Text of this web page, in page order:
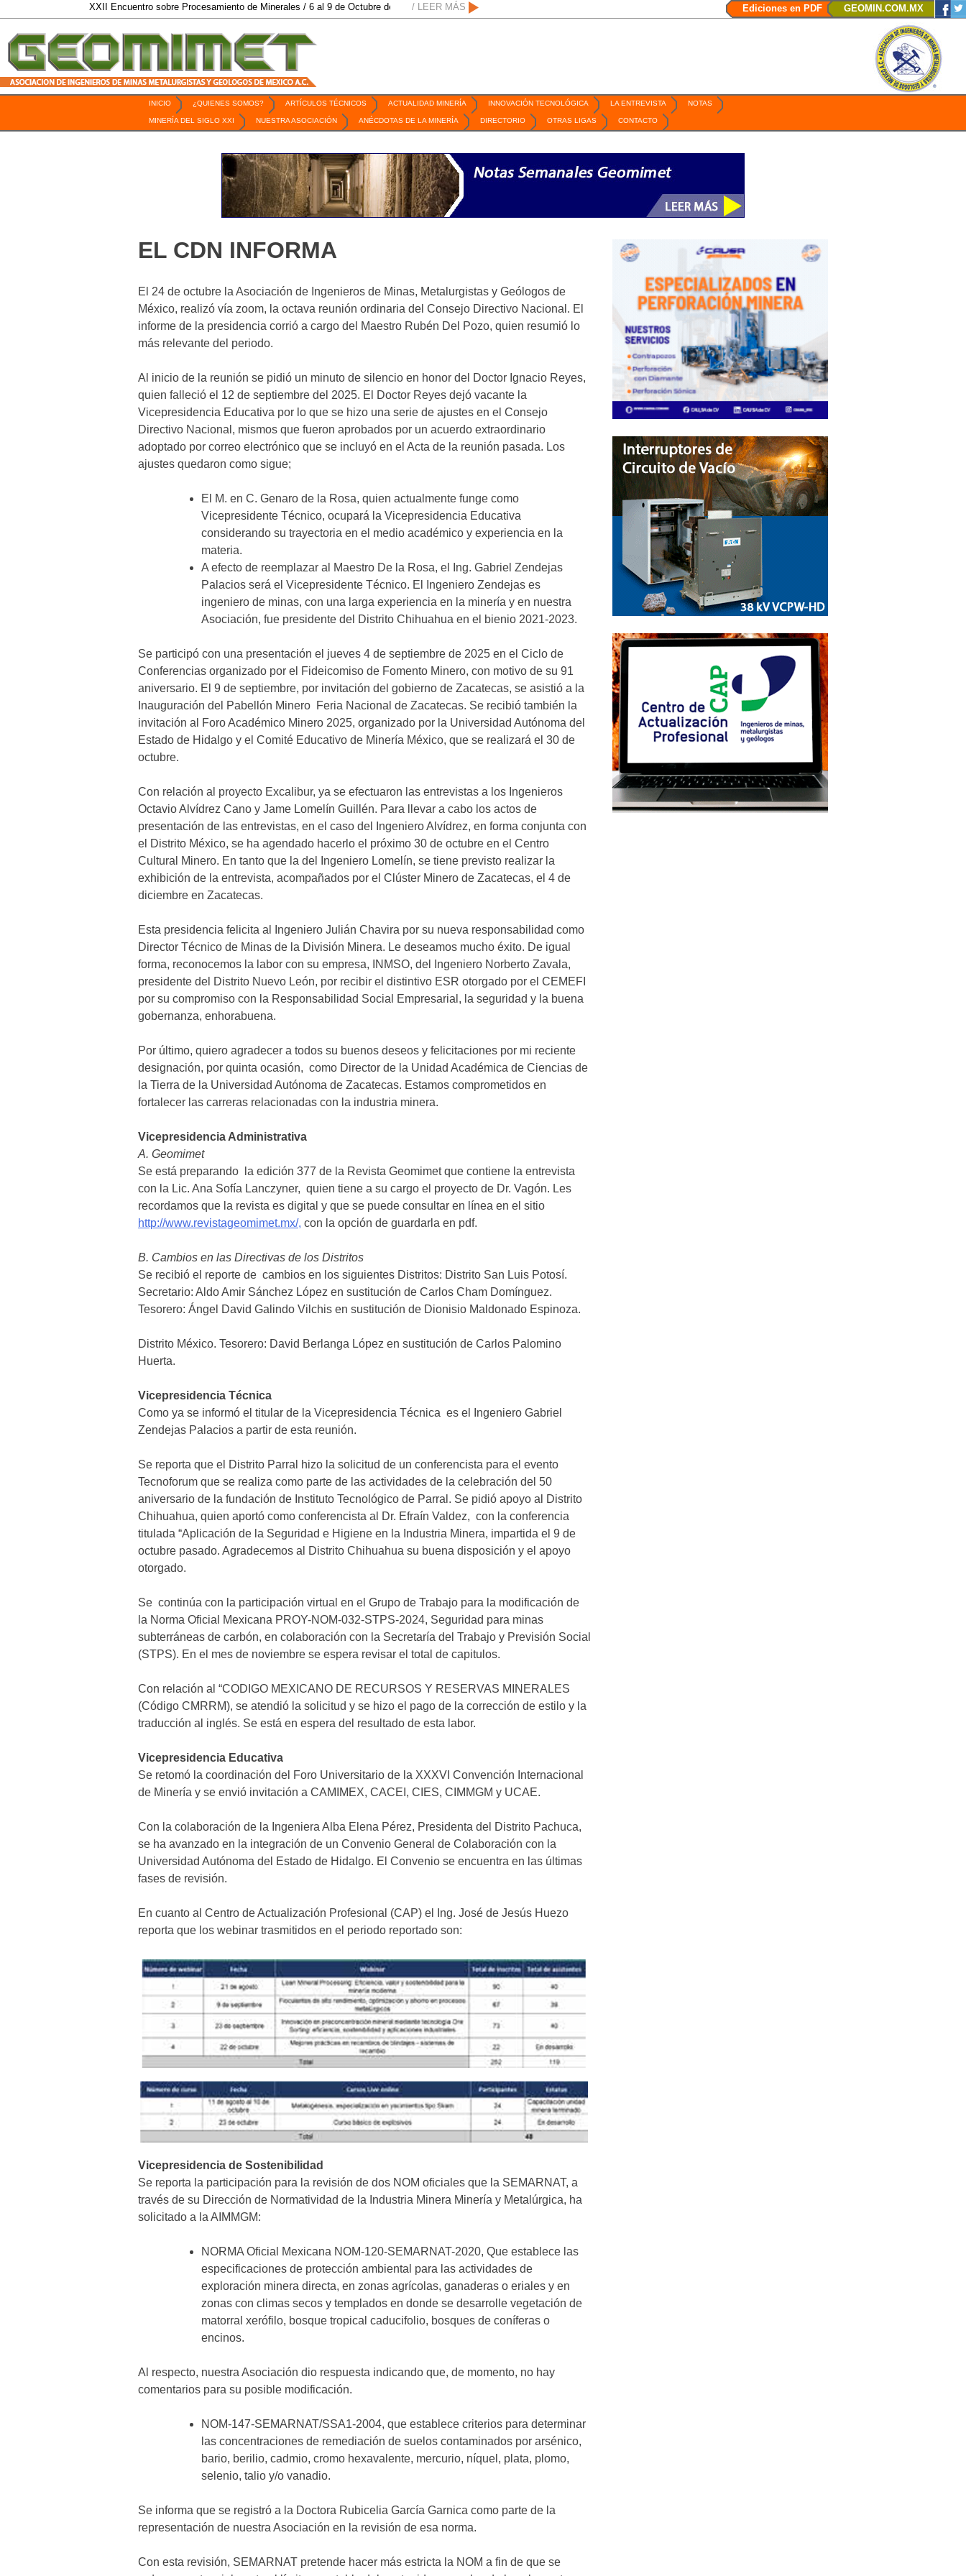
XXII Encuentro sobre Procesamiento de Minerales / 6 al 9 de Octubre de 2026 / San Luis Potosí, SLP // Mexico Mining Forum / 2 de septiembre de 2026 / Ciudad de México Organiza México Business //Conferencia
/ LEER MÁS Ediciones en PDF GEOMIN.COM.MX
INICIO ¿QUIENES SOMOS? ARTÍCULOS TÉCNICOS ACTUALIDAD MINERÍA INNOVACIÓN TECNOLÓGICA LA ENTREVISTA NOTAS
MINERÍA DEL SIGLO XXI NUESTRA ASOCIACIÓN ANÉCDOTAS DE LA MINERÍA DIRECTORIO OTRAS LIGAS CONTACTO
EL CDN INFORMA
El 24 de octubre la Asociación de Ingenieros de Minas, Metalurgistas y Geólogos de
México, realizó vía zoom, la octava reunión ordinaria del Consejo Directivo Nacional. El
informe de la presidencia corrió a cargo del Maestro Rubén Del Pozo, quien resumió lo
más relevante del periodo.
Al inicio de la reunión se pidió un minuto de silencio en honor del Doctor Ignacio Reyes,
quien falleció el 12 de septiembre del 2025. El Doctor Reyes dejó vacante la
Vicepresidencia Educativa por lo que se hizo una serie de ajustes en el Consejo
Directivo Nacional, mismos que fueron aprobados por un acuerdo extraordinario
adoptado por correo electrónico que se incluyó en el Acta de la reunión pasada. Los
ajustes quedaron como sigue;
El M. en C. Genaro de la Rosa, quien actualmente funge como
Vicepresidente Técnico, ocupará la Vicepresidencia Educativa
considerando su trayectoria en el medio académico y experiencia en la
materia.
A efecto de reemplazar al Maestro De la Rosa, el Ing. Gabriel Zendejas
Palacios será el Vicepresidente Técnico. El Ingeniero Zendejas es
ingeniero de minas, con una larga experiencia en la minería y en nuestra
Asociación, fue presidente del Distrito Chihuahua en el bienio 2021-2023.
Se participó con una presentación el jueves 4 de septiembre de 2025 en el Ciclo de
Conferencias organizado por el Fideicomiso de Fomento Minero, con motivo de su 91
aniversario. El 9 de septiembre, por invitación del gobierno de Zacatecas, se asistió a la
Inauguración del Pabellón Minero Feria Nacional de Zacatecas. Se recibió también la
invitación al Foro Académico Minero 2025, organizado por la Universidad Autónoma del
Estado de Hidalgo y el Comité Educativo de Minería México, que se realizará el 30 de
octubre.
Con relación al proyecto Excalibur, ya se efectuaron las entrevistas a los Ingenieros
Octavio Alvídrez Cano y Jame Lomelín Guillén. Para llevar a cabo los actos de
presentación de las entrevistas, en el caso del Ingeniero Alvídrez, en forma conjunta con
el Distrito México, se ha agendado hacerlo el próximo 30 de octubre en el Centro
Cultural Minero. En tanto que la del Ingeniero Lomelín, se tiene previsto realizar la
exhibición de la entrevista, acompañados por el Clúster Minero de Zacatecas, el 4 de
diciembre en Zacatecas.
Esta presidencia felicita al Ingeniero Julián Chavira por su nueva responsabilidad como
Director Técnico de Minas de la División Minera. Le deseamos mucho éxito. De igual
forma, reconocemos la labor con su empresa, INMSO, del Ingeniero Norberto Zavala,
presidente del Distrito Nuevo León, por recibir el distintivo ESR otorgado por el CEMEFI
por su compromiso con la Responsabilidad Social Empresarial, la seguridad y la buena
gobernanza, enhorabuena.
Por último, quiero agradecer a todos su buenos deseos y felicitaciones por mi reciente
designación, por quinta ocasión, como Director de la Unidad Académica de Ciencias de
la Tierra de la Universidad Autónoma de Zacatecas. Estamos comprometidos en
fortalecer las carreras relacionadas con la industria minera.
Vicepresidencia Administrativa
A. Geomimet
Se está preparando la edición 377 de la Revista Geomimet que contiene la entrevista
con la Lic. Ana Sofía Lanczyner, quien tiene a su cargo el proyecto de Dr. Vagón. Les
recordamos que la revista es digital y que se puede consultar en línea en el sitio
http://www.revistageomimet.mx/, con la opción de guardarla en pdf.
B. Cambios en las Directivas de los Distritos
Se recibió el reporte de cambios en los siguientes Distritos: Distrito San Luis Potosí.
Secretario: Aldo Amir Sánchez López en sustitución de Carlos Cham Domínguez.
Tesorero: Ángel David Galindo Vilchis en sustitución de Dionisio Maldonado Espinoza.
Distrito México. Tesorero: David Berlanga López en sustitución de Carlos Palomino
Huerta.
Vicepresidencia Técnica
Como ya se informó el titular de la Vicepresidencia Técnica es el Ingeniero Gabriel
Zendejas Palacios a partir de esta reunión.
Se reporta que el Distrito Parral hizo la solicitud de un conferencista para el evento
Tecnoforum que se realiza como parte de las actividades de la celebración del 50
aniversario de la fundación de Instituto Tecnológico de Parral. Se pidió apoyo al Distrito
Chihuahua, quien aportó como conferencista al Dr. Efraín Valdez, con la conferencia
titulada “Aplicación de la Seguridad e Higiene en la Industria Minera, impartida el 9 de
octubre pasado. Agradecemos al Distrito Chihuahua su buena disposición y el apoyo
otorgado.
Se continúa con la participación virtual en el Grupo de Trabajo para la modificación de
la Norma Oficial Mexicana PROY-NOM-032-STPS-2024, Seguridad para minas
subterráneas de carbón, en colaboración con la Secretaría del Trabajo y Previsión Social
(STPS). En el mes de noviembre se espera revisar el total de capitulos.
Con relación al “CODIGO MEXICANO DE RECURSOS Y RESERVAS MINERALES
(Código CMRRM), se atendió la solicitud y se hizo el pago de la corrección de estilo y la
traducción al inglés. Se está en espera del resultado de esta labor.
Vicepresidencia Educativa
Se retomó la coordinación del Foro Universitario de la XXXVI Convención Internacional
de Minería y se envió invitación a CAMIMEX, CACEI, CIES, CIMMGM y UCAE.
Con la colaboración de la Ingeniera Alba Elena Pérez, Presidenta del Distrito Pachuca,
se ha avanzado en la integración de un Convenio General de Colaboración con la
Universidad Autónoma del Estado de Hidalgo. El Convenio se encuentra en las últimas
fases de revisión.
En cuanto al Centro de Actualización Profesional (CAP) el Ing. José de Jesús Huezo
reporta que los webinar trasmitidos en el periodo reportado son:
Vicepresidencia de Sostenibilidad
Se reporta la participación para la revisión de dos NOM oficiales que la SEMARNAT, a
través de su Dirección de Normatividad de la Industria Minera Minería y Metalúrgica, ha
solicitado a la AIMMGM:
NORMA Oficial Mexicana NOM-120-SEMARNAT-2020, Que establece las
especificaciones de protección ambiental para las actividades de
exploración minera directa, en zonas agrícolas, ganaderas o eriales y en
zonas con climas secos y templados en donde se desarrolle vegetación de
matorral xerófilo, bosque tropical caducifolio, bosques de coníferas o
encinos.
Al respecto, nuestra Asociación dio respuesta indicando que, de momento, no hay
comentarios para su posible modificación.
NOM-147-SEMARNAT/SSA1-2004, que establece criterios para determinar
las concentraciones de remediación de suelos contaminados por arsénico,
bario, berilio, cadmio, cromo hexavalente, mercurio, níquel, plata, plomo,
selenio, talio y/o vanadio.
Se informa que se registró a la Doctora Rubicelia García Garnica como parte de la
representación de nuestra Asociación en la revisión de esa norma.
Con esta revisión, SEMARNAT pretende hacer más estricta la NOM a fin de que se